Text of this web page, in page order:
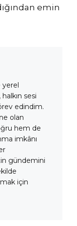
emin
yerel
sesi
edindim.
olan
hem de
imkânı
gündemini
için